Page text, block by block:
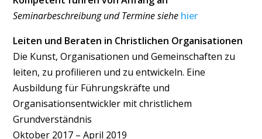
Seminarbeschreibung und Termine siehe hier
Leiten und Beraten in Christlichen Organisationen
Die Kunst, Organisationen und Gemeinschaften zu
leiten, zu profilieren und zu entwickeln. Eine
Ausbildung für Führungskräfte und
Organisationsentwickler mit christlichem
Grundverständnis
Oktober 2017 – April 2019